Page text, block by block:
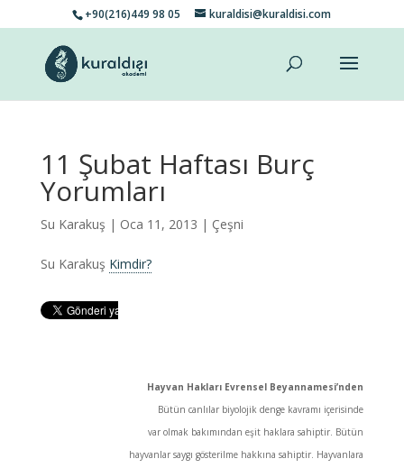
+90(216)449 98 05 kuraldisi@kuraldisi.com
11 Şubat Haftası Burç
Yorumları
Su Karakuş | Oca 11, 2013 | Çeşni
Su Karakuş Kimdir?
Hayvan Hakları Evrensel Beyannamesi’nden
Bütün canlılar biyolojik denge kavramı içerisinde
var olmak bakımından eşit haklara sahiptir. Bütün
hayvanlar saygı gösterilme hakkına sahiptir. Hayvanlara